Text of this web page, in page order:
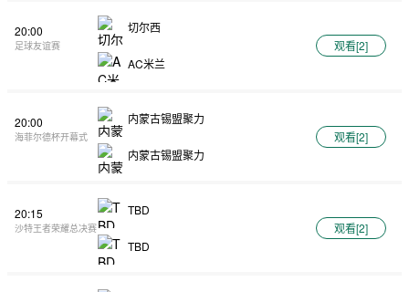
20:00
足球友谊赛
切尔西
AC米兰
观看[2]
20:00
海菲尔德杯开幕式
内蒙古锡盟聚力
内蒙古锡盟聚力
观看[2]
20:15
沙特王者荣耀总决赛
TBD
TBD
观看[2]